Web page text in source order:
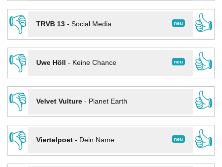
👎
neu
TRVB 13- Social Media
👍
👎
neu
Uwe Höll - Keine Chance
👍
👎
Velvet Vulture- Planet Earth
👍
👎
neu
Viertelpoet- Dein Name
👍